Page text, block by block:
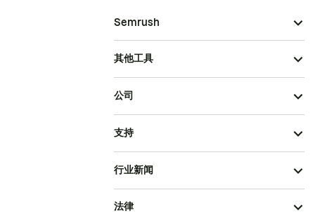
Semrush
其他工具
公司
支持
行业新闻
法律